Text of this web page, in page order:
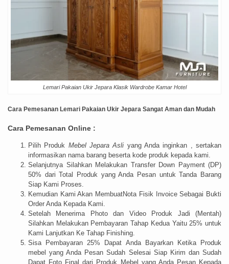
Lemari Pakaian Ukir Jepara Klasik Wardrobe Kamar Hotel
Cara Pemesanan Lemari Pakaian Ukir Jepara Sangat Aman dan Mudah
Cara Pemesanan Online :
Pilih Produk Mebel Jepara Asli yang Anda inginkan , sertakan
informasikan nama barang beserta kode produk kepada kami.
Selanjutnya Silahkan Melakukan Transfer Down Payment (DP)
50% dari Total Produk yang Anda Pesan untuk Tanda Barang
Siap Kami Proses.
Kemudian Kami Akan MembuatNota Fisik Invoice Sebagai Bukti
Order Anda Kepada Kami.
Setelah Menerima Photo dan Video Produk Jadi (Mentah)
Silahkan Melakukan Pembayaran Tahap Kedua Yaitu 25% untuk
Kami Lanjutkan Ke Tahap Finishing.
Sisa Pembayaran 25% Dapat Anda Bayarkan Ketika Produk
mebel yang Anda Pesan Sudah Selesai Siap Kirim dan Sudah
Dapat Foto Final dari Produk Mebel yang Anda Pesan Kepada